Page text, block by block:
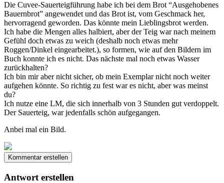
Die Cuvee-Sauerteigführung habe ich bei dem Brot “Ausgehobenes
Bauernbrot” angewendet und das Brot ist, vom Geschmack her,
hervorragend geworden. Das könnte mein Lieblingsbrot werden.
Ich habe die Mengen alles halbiert, aber der Teig war nach meinem
Gefühl doch etwas zu weich (deshalb noch etwas mehr
Roggen/Dinkel eingearbeitet.), so formen, wie auf den Bildern im
Buch konnte ich es nicht. Das nächste mal noch etwas Wasser
zurückhalten?
Ich bin mir aber nicht sicher, ob mein Exemplar nicht noch weiter
aufgehen könnte. So richtig zu fest war es nicht, aber was meinst
du?
Ich nutze eine LM, die sich innerhalb von 3 Stunden gut verdoppelt.
Der Sauerteig, war jedenfalls schön aufgegangen.
Anbei mal ein Bild.
Kommentar erstellen
Antwort erstellen